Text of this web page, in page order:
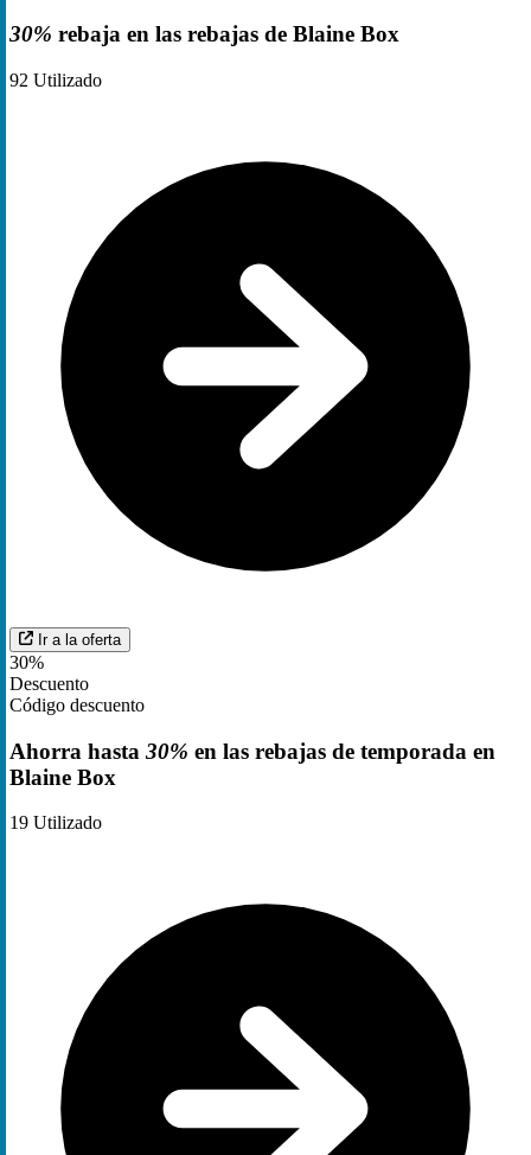
30% rebaja en las rebajas de Blaine Box
92 Utilizado
Ir a la oferta
30%
Descuento
Código descuento
Ahorra hasta 30% en las rebajas de temporada en
Blaine Box
19 Utilizado